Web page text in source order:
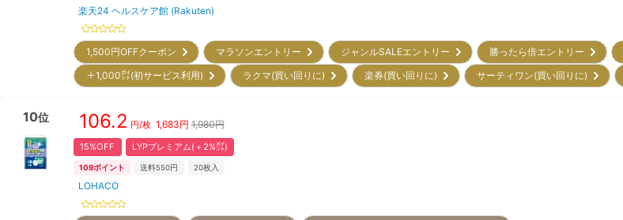
楽天24 ヘルスケア館 (Rakuten)
1,500円OFFクーポン マラソンエントリー ジャンルSALEエントリー 勝ったら倍エントリー
＋1,000㌽(初サービス利用)
ラクマ(買い回りに) 楽券(買い回りに) サーティワン(買い回りに)
10位 106.2 円/枚 1,683円 1,980円
15%OFF LYPプレミアム(＋2%㌽)
109ポイント 送料550円 20枚入
LOHACO